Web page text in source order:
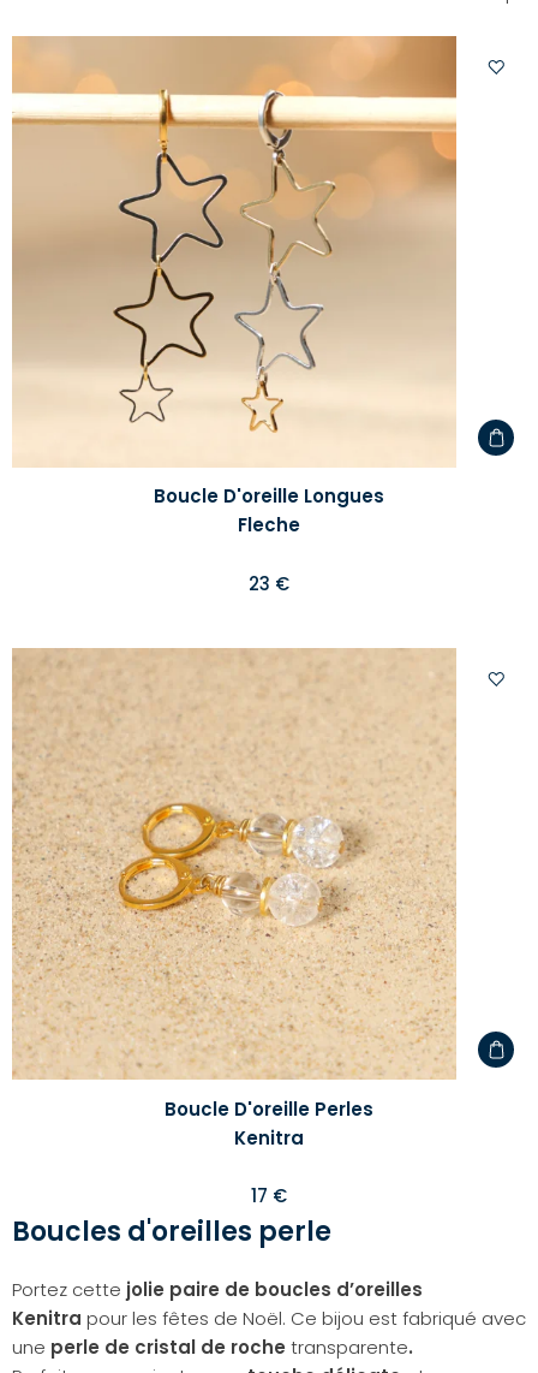
Boucle D'oreille Longues
Fleche
23 €
Boucles d'oreilles perle
Portez cette jolie paire de boucles d’oreilles
Kenitra pour les fêtes de Noël. Ce bijou est fabriqué avec
une perle de cristal de roche transparente.
Boucle D'oreille Perles
Kenitra
17 €